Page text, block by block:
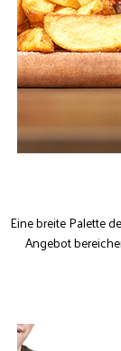
Eine breite Palette
Angebot